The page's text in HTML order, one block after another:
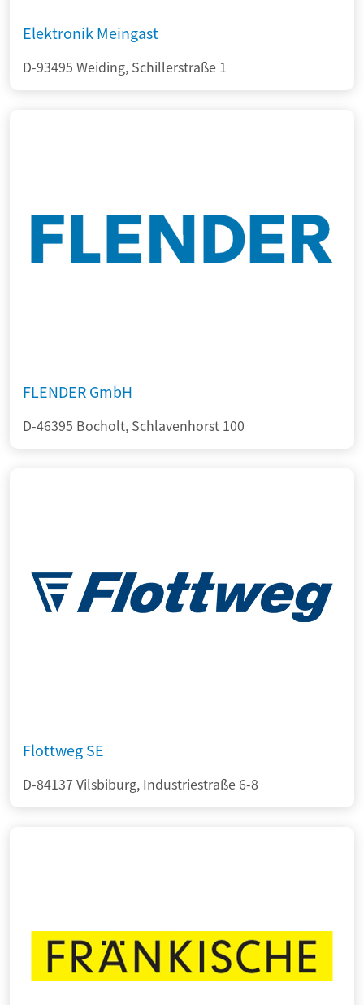
Elektronik Meingast
D-93495 Weiding, Schillerstraße 1
FLENDER GmbH
D-46395 Bocholt, Schlavenhorst 100
Flottweg SE
D-84137 Vilsbiburg, Industriestraße 6-8